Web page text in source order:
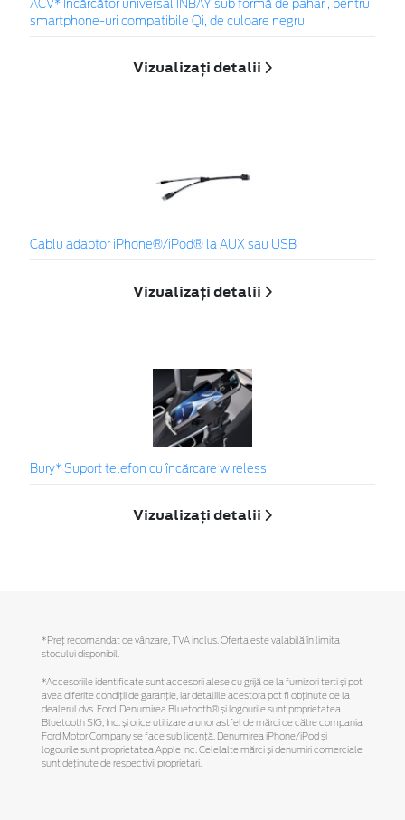
ACV* Încărcător universal INBAY sub formă de pahar , pentru
smartphone-uri compatibile Qi, de culoare negru
Vizualizați detalii
Cablu adaptor iPhone®/iPod® la AUX sau USB
Vizualizați detalii
Bury* Suport telefon cu încărcare wireless
Vizualizați detalii
*Preţ recomandat de vânzare, TVA inclus. Oferta este valabilă în limita
stocului disponibil.
*Accesoriile identificate sunt accesorii alese cu grijă de la furnizori terți și pot
avea diferite condiții de garanție, iar detaliile acestora pot fi obținute de la
dealerul dvs. Ford. Denumirea Bluetooth® și logourile sunt proprietatea
Bluetooth SIG, Inc. și orice utilizare a unor astfel de mărci de către compania
Ford Motor Company se face sub licență. Denumirea iPhone/iPod și
logourile sunt proprietatea Apple Inc. Celelalte mărci și denumiri comerciale
sunt deținute de respectivii proprietari.